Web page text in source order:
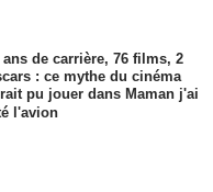
ans de carrière, 76 films, 2
: ce mythe du cinéma
pu jouer dans Maman j'ai
l'avion